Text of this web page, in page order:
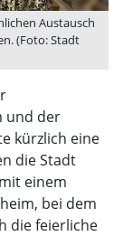
Austausch
(Foto: Stadt
und der
kürzlich eine
die Stadt
einem
bei dem
die feierliche